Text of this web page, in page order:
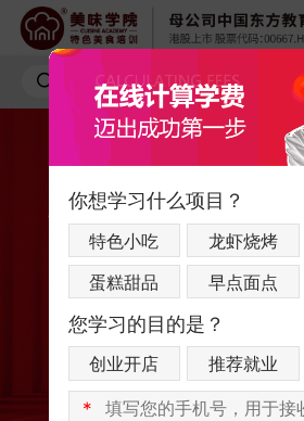
你想学习什么项目？
特色小吃 龙虾烧烤
蛋糕甜品
早点面点
您学习的目的是？
创业开店 推荐就业
*